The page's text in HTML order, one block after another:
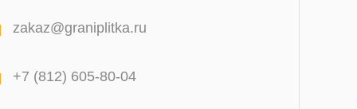
zakaz@graniplitka.ru
+7 (812) 605-80-04